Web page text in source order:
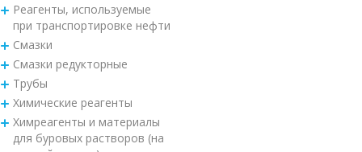
Реагенты, используемые
при транспортировке нефти
Смазки
Смазки редукторные
Трубы
Химические реагенты
Химреагенты и материалы
для буровых растворов (на